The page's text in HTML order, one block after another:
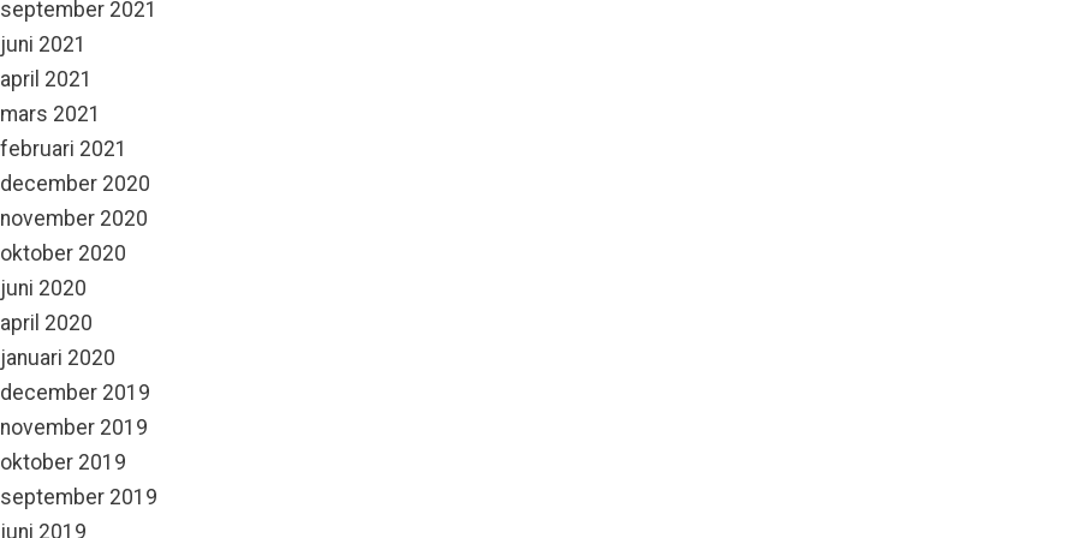
september 2021
juni 2021
april 2021
mars 2021
februari 2021
december 2020
november 2020
oktober 2020
juni 2020
april 2020
januari 2020
december 2019
november 2019
oktober 2019
september 2019
juni 2019